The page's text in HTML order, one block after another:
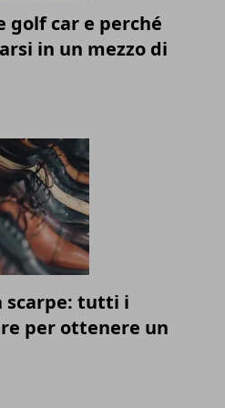
golf car e perché
in un mezzo di
scarpe: tutti i
per ottenere un